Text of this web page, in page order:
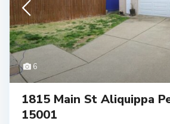
6
1815 Main St Aliquippa
15001